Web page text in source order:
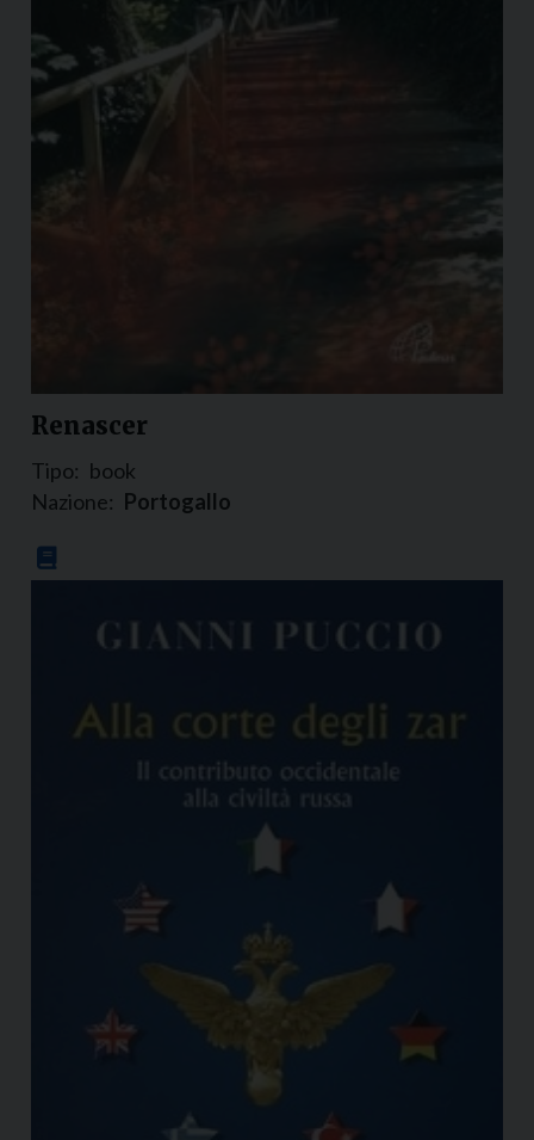
Renascer
Tipo: book
Nazione: Portogallo